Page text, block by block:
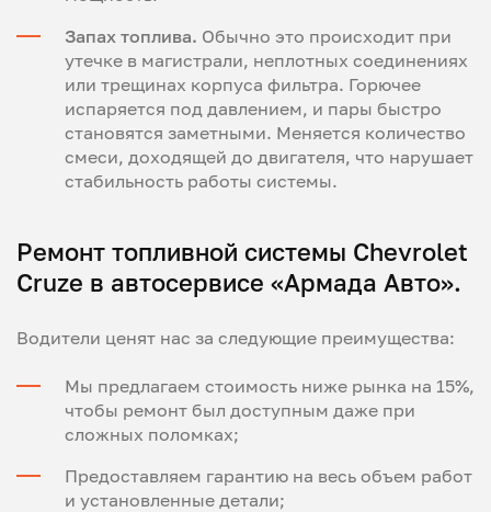
Запах топлива. Обычно это происходит при
утечке в магистрали, неплотных соединениях
или трещинах корпуса фильтра. Горючее
испаряется под давлением, и пары быстро
становятся заметными. Меняется количество
смеси, доходящей до двигателя, что нарушает
стабильность работы системы.
Ремонт топливной системы Chevrolet
Cruze в автосервисе «Армада Авто».
Водители ценят нас за следующие преимущества:
Мы предлагаем стоимость ниже рынка на 15%,
чтобы ремонт был доступным даже при
сложных поломках;
Предоставляем гарантию на весь объем работ
и установленные детали;